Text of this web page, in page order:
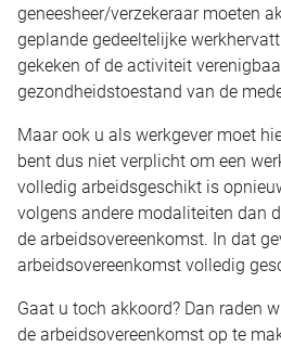
geneesheer/verzekeraar moeten
geplande gedeeltelijke
gekeken of de activiteit
gezondheidstoestand van de
Maar ook u als werkgever moet
bent dus niet verplicht om een
volledig arbeidsgeschikt is
volgens andere modaliteiten dan
de arbeidsovereenkomst. In dat
arbeidsovereenkomst volledig
Gaat u toch akkoord? Dan raden
de arbeidsovereenkomst op te